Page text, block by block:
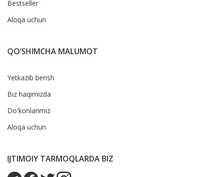
Bestseller
Aloqa uchun
QO‘SHIMCHA MALUMOT
Yetkazib berish
Biz haqimizda
Do'konlarimiz
Aloqa uchun
IJTIMOIY TARMOQLARDA BIZ